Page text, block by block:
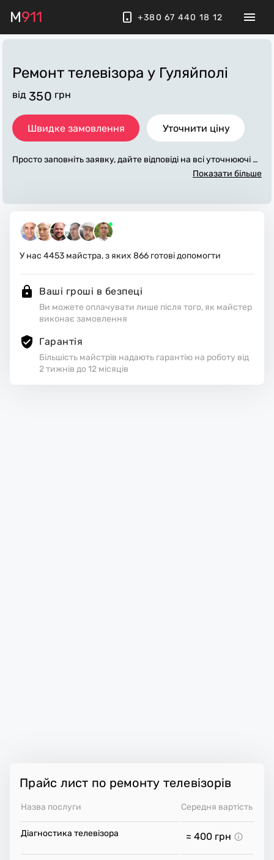
M911 +380 67 440 18 12
Ремонт телевізора у Гуляйполі
від 350 грн
Швидке замовлення Уточнити ціну
Просто заповніть заявку, дайте відповіді на всі уточнюючі за
питання по «ремонт телевізора». Ми зв'яжемося з вами про
конавці стежать за чистотою та прибирають робоче місце.
Показати більше
У нас 4453 майстра, з яких 866 готові допомогти
Ваші гроші в безпеці
Ви можете оплачувати лише після того, як майстер
виконає замовлення
Гарантія
Більшість майстрів надають гарантію на роботу від
2 тижнів до 12 місяців
Прайс лист по ремонту телевізорів
Назва послуги Середня вартість
Діагностика телевізора ≈ 400 грн